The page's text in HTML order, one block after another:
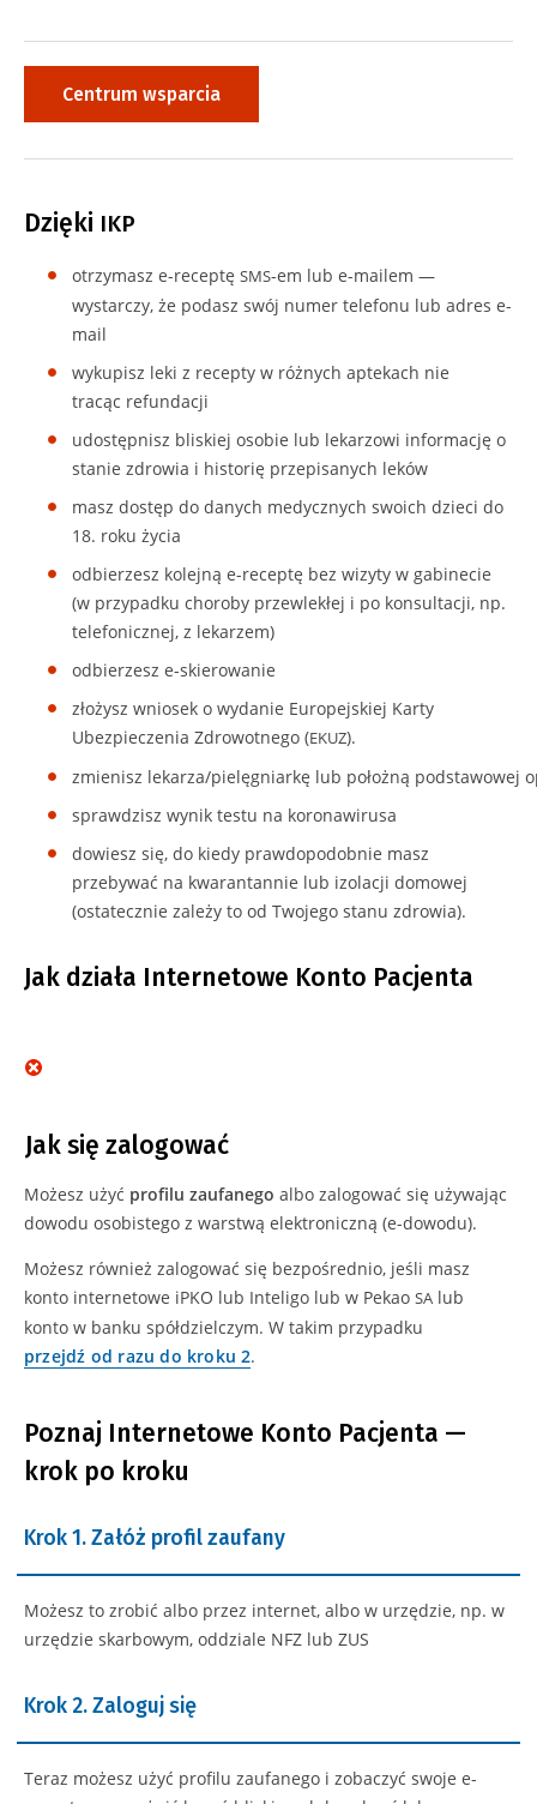
Szczepienie ratuje życie
Załatw sprawę
Szukam leku
System zdrowia
Пацієнти з України
Centrum wsparcia
Dzięki IKP
otrzymasz e-receptę SMS-em lub e-mailem —
wystarczy, że podasz swój numer telefonu lub adres e-
mail
wykupisz leki z recepty w różnych aptekach nie
tracąc refundacji
udostępnisz bliskiej osobie lub lekarzowi informację o
stanie zdrowia i historię przepisanych leków
masz dostęp do danych medycznych swoich dzieci do
18. roku życia
odbierzesz kolejną e-receptę bez wizyty w gabinecie
(w przypadku choroby przewlekłej i po konsultacji, np.
telefonicznej, z lekarzem)
odbierzesz e-skierowanie
złożysz wniosek o wydanie Europejskiej Karty
Ubezpieczenia Zdrowotnego (EKUZ).
zmienisz lekarza/pielęgniarkę lub położną podstawowej
sprawdzisz wynik testu na koronawirusa
dowiesz się, do kiedy prawdopodobnie masz
przebywać na kwarantannie lub izolacji domowej
(ostatecznie zależy to od Twojego stanu zdrowia).
Jak działa Internetowe Konto Pacjenta
Jak się zalogować
Możesz użyć profilu zaufanego albo zalogować się używając
dowodu osobistego z warstwą elektroniczną (e-dowodu).
Możesz również zalogować się bezpośrednio, jeśli masz
konto internetowe iPKO lub Inteligo lub w Pekao SA lub
konto w banku spółdzielczym. W takim przypadku
przejdź od razu do kroku 2.
Poznaj Internetowe Konto Pacjenta —
krok po kroku
Krok 1. Załóż profil zaufany
Możesz to zrobić albo przez internet, albo w urzędzie, np. w
urzędzie skarbowym, oddziale NFZ lub ZUS
Krok 2. Zaloguj się
Teraz możesz użyć profilu zaufanego i zobaczyć swoje e-